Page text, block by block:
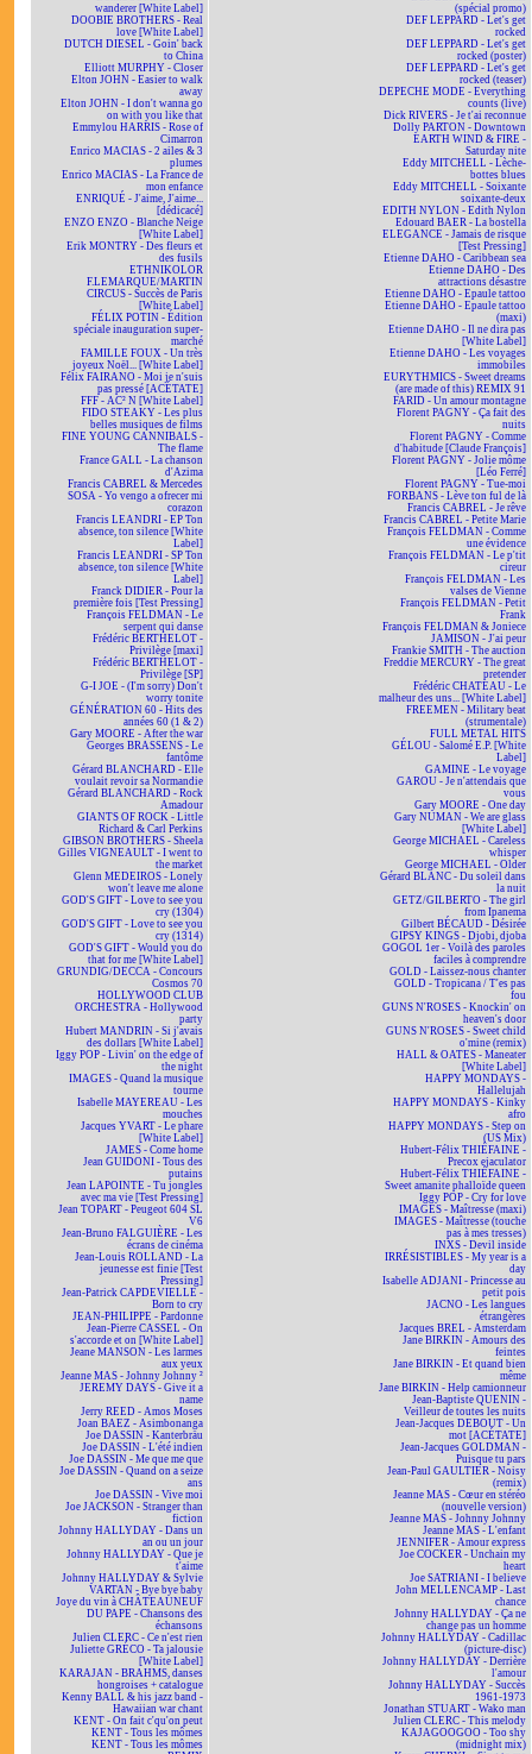
wanderer [White Label]
DOOBIE BROTHERS - Real
love [White Label]
DUTCH DIESEL - Goin' back
to China
Elliott MURPHY - Closer
Elton JOHN - Easier to walk
away
Elton JOHN - I don't wanna go
on with you like that
Emmylou HARRIS - Rose of
Cimarron
Enrico MACIAS - 2 ailes & 3
plumes
Enrico MACIAS - La France de
mon enfance
ENRIQUÉ - J'aime, J'aime...
[dédicacé]
ENZO ENZO - Blanche Neige
[White Label]
Erik MONTRY - Des fleurs et
des fusils
ETHNIKOLOR
F.LEMARQUE/MARTIN
CIRCUS - Succès de Paris
[White Label]
FÉLIX POTIN - Édition
spéciale inauguration super-
marché
FAMILLE FOUX - Un très
joyeux Noël... [White Label]
Félix FAIRANO - Moi je n'suis
pas pressé [ACÉTATE]
FFF - AC² N [White Label]
FIDO STEAKY - Les plus
belles musiques de films
FINE YOUNG CANNIBALS -
The flame
France GALL - La chanson
d'Azima
Francis CABREL & Mercedes
SOSA - Yo vengo a ofrecer mi
corazon
Francis LEANDRI - EP Ton
absence, ton silence [White
Label]
Francis LEANDRI - SP Ton
absence, ton silence [White
Label]
Franck DIDIER - Pour la
première fois [Test Pressing]
François FELDMAN - Le
serpent qui danse
Frédéric BERTHELOT -
Privilège [maxi]
Frédéric BERTHELOT -
Privilège [SP]
G-I JOE - (I'm sorry) Don't
worry tonite
GÉNÉRATION 60 - Hits des
années 60 (1 & 2)
Gary MOORE - After the war
Georges BRASSENS - Le
fantôme
Gérard BLANCHARD - Elle
voulait revoir sa Normandie
Gérard BLANCHARD - Rock
Amadour
GIANTS OF ROCK - Little
Richard & Carl Perkins
GIBSON BROTHERS - Sheela
Gilles VIGNEAULT - I went to
the market
Glenn MEDEIROS - Lonely
won't leave me alone
GOD'S GIFT - Love to see you
cry (1304)
GOD'S GIFT - Love to see you
cry (1314)
GOD'S GIFT - Would you do
that for me [White Label]
GRUNDIG/DECCA - Concours
Cosmos 70
HOLLYWOOD CLUB
ORCHESTRA - Hollywood
party
Hubert MANDRIN - Si j'avais
des dollars [White Label]
Iggy POP - Livin' on the edge of
the night
IMAGES - Quand la musique
tourne
Isabelle MAYEREAU - Les
mouches
Jacques YVART - Le phare
[White Label]
JAMES - Come home
Jean GUIDONI - Tous des
putains
Jean LAPOINTE - Tu jongles
avec ma vie [Test Pressing]
Jean TOPART - Peugeot 604 SL
V6
Jean-Bruno FALGUIÈRE - Les
écrans de cinéma
Jean-Louis ROLLAND - La
jeunesse est finie [Test
Pressing]
Jean-Patrick CAPDEVIELLE -
Born to cry
JEAN-PHILIPPE - Pardonne
Jean-Pierre CASSEL - On
s'accorde et on [White Label]
Jeane MANSON - Les larmes
aux yeux
Jeanne MAS - Johnny Johnny ²
JEREMY DAYS - Give it a
name
Jerry REED - Amos Moses
Joan BAEZ - Asimbonanga
Joe DASSIN - Kanterbräu
Joe DASSIN - L'été indien
Joe DASSIN - Me que me que
Joe DASSIN - Quand on a seize
ans
Joe DASSIN - Vive moi
Joe JACKSON - Stranger than
fiction
Johnny HALLYDAY - Dans un
an ou un jour
Johnny HALLYDAY - Que je
t'aime
Johnny HALLYDAY & Sylvie
VARTAN - Bye bye baby
Joye du vin à CHÂTEAUNEUF
DU PAPE - Chansons des
échansons
Julien CLERC - Ce n'est rien
Juliette GRÉCO - Ta jalousie
[White Label]
KARAJAN - BRAHMS, danses
hongroises + catalogue
Kenny BALL & his jazz band -
Hawaiian war chant
KENT - On fait c'qu'on peut
KENT - Tous les mômes
KENT - Tous les mômes
(spécial promo)
DEF LEPPARD - Let's get
rocked
DEF LEPPARD - Let's get
rocked (poster)
DEF LEPPARD - Let's get
rocked (teaser)
DEPECHE MODE - Everything
counts (live)
Dick RIVERS - Je t'ai reconnue
Dolly PARTON - Downtown
EARTH WIND & FIRE -
Saturday nite
Eddy MITCHELL - Lèche-
bottes blues
Eddy MITCHELL - Soixante
soixante-deux
EDITH NYLON - Edith Nylon
Edouard BAER - La bostella
ELEGANCE - Jamais de risque
[Test Pressing]
Etienne DAHO - Caribbean sea
Etienne DAHO - Des
attractions désastre
Etienne DAHO - Epaule tattoo
Etienne DAHO - Epaule tattoo
(maxi)
Etienne DAHO - Il ne dira pas
[White Label]
Etienne DAHO - Les voyages
immobiles
EURYTHMICS - Sweet dreams
(are made of this) REMIX 91
FARID - Un amour montagne
Florent PAGNY - Ça fait des
nuits
Florent PAGNY - Comme
d'habitude [Claude François]
Florent PAGNY - Jolie môme
[Léo Ferré]
Florent PAGNY - Tue-moi
FORBANS - Lève ton ful de là
Francis CABREL - Je rêve
Francis CABREL - Petite Marie
François FELDMAN - Comme
une évidence
François FELDMAN - Le p'tit
cireur
François FELDMAN - Les
valses de Vienne
François FELDMAN - Petit
Frank
François FELDMAN & Joniece
JAMISON - J'ai peur
Frankie SMITH - The auction
Freddie MERCURY - The great
pretender
Frédéric CHATEAU - Le
malheur des uns... [White Label]
FREEMEN - Military beat
(strumentale)
FULL METAL HITS
GÉLOU - Salomé E.P. [White
Label]
GAMINE - Le voyage
GAROU - Je n'attendais que
vous
Gary MOORE - One day
Gary NUMAN - We are glass
[White Label]
George MICHAEL - Careless
whisper
George MICHAEL - Older
Gérard BLANC - Du soleil dans
la nuit
GETZ/GILBERTO - The girl
from Ipanema
Gilbert BÉCAUD - Désirée
GIPSY KINGS - Djobi, djoba
GOGOL 1er - Voilà des paroles
faciles à comprendre
GOLD - Laissez-nous chanter
GOLD - Tropicana / T'es pas
fou
GUNS N'ROSES - Knockin' on
heaven's door
GUNS N'ROSES - Sweet child
o'mine (remix)
HALL & OATES - Maneater
[White Label]
HAPPY MONDAYS -
Hallelujah
HAPPY MONDAYS - Kinky
afro
HAPPY MONDAYS - Step on
(US Mix)
Hubert-Félix THIÉFAINE -
Precox ejaculator
Hubert-Félix THIÉFAINE -
Sweet amanite phalloïde queen
Iggy POP - Cry for love
IMAGES - Maîtresse (maxi)
IMAGES - Maîtresse (touche
pas à mes tresses)
INXS - Devil inside
IRRÉSISTIBLES - My year is a
day
Isabelle ADJANI - Princesse au
petit pois
JACNO - Les langues
étrangères
Jacques BREL - Amsterdam
Jane BIRKIN - Amours des
feintes
Jane BIRKIN - Et quand bien
même
Jane BIRKIN - Help camionneur
Jean-Baptiste QUENIN -
Veilleur de toutes les nuits
Jean-Jacques DEBOUT - Un
mot [ACÉTATE]
Jean-Jacques GOLDMAN -
Puisque tu pars
Jean-Paul GAULTIER - Noisy
(remix)
Jeanne MAS - Cœur en stéréo
(nouvelle version)
Jeanne MAS - Johnny Johnny
Jeanne MAS - L'enfant
JENNIFER - Amour express
Joe COCKER - Unchain my
heart
Joe SATRIANI - I believe
John MELLENCAMP - Last
chance
Johnny HALLYDAY - Ça ne
change pas un homme
Johnny HALLYDAY - Cadillac
(picture-disc)
Johnny HALLYDAY - Derrière
l'amour
Johnny HALLYDAY - Succès
1961-1973
Jonathan STUART - Wako man
Julien CLERC - This melody
KAJAGOOGOO - Too shy
(midnight mix)